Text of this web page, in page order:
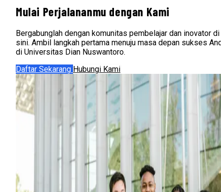
Mulai Perjalananmu dengan Kami
Bergabunglah dengan komunitas pembelajar dan inovator di
sini. Ambil langkah pertama menuju masa depan sukses
di Universitas Dian Nuswantoro.
Daftar Sekarang Hubungi Kami